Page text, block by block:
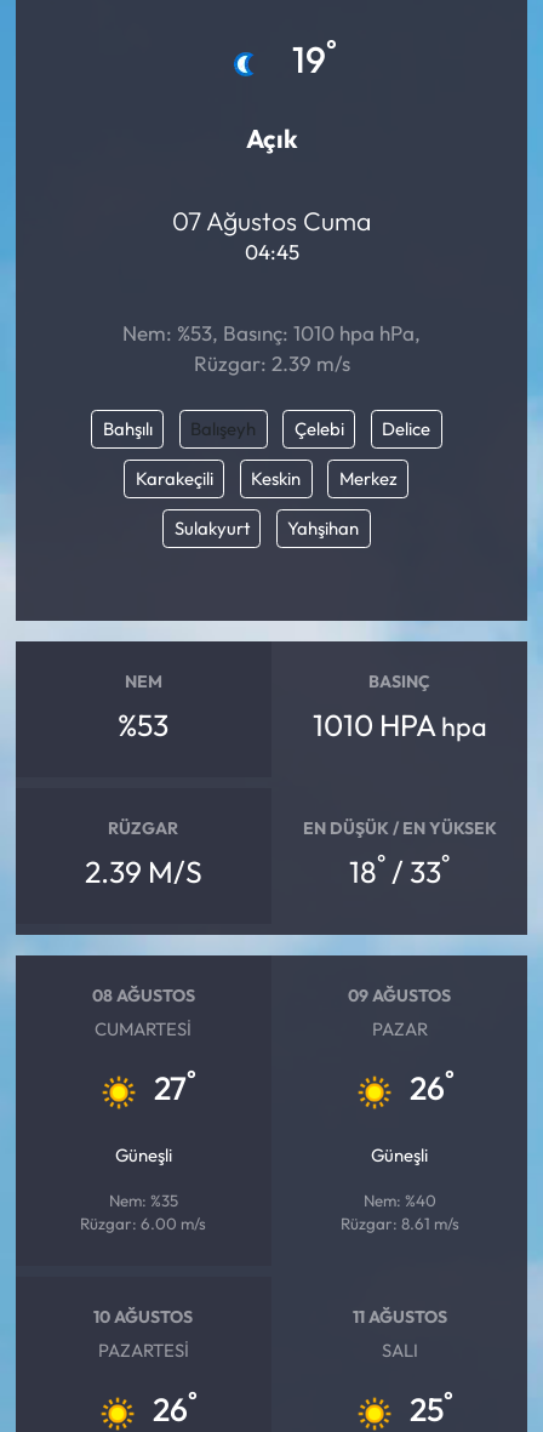
19°
Açık
07 Ağustos Cuma
04:45
Nem: %53, Basınç: 1010 hpa hPa,
Rüzgar: 2.39 m/s
Bahşılı Balışeyh Çelebi Delice
Karakeçili Keskin Merkez
Sulakyurt Yahşihan
NEM
%53
BASINÇ
1010 HPA hpa
RÜZGAR
2.39 M/S
EN DÜŞÜK / EN YÜKSEK
18° / 33°
08 AĞUSTOS
CUMARTESI
27°
Güneşli
Nem: %35
Rüzgar: 6.00 m/s
09 AĞUSTOS
PAZAR
26°
Güneşli
Nem: %40
Rüzgar: 8.61 m/s
10 AĞUSTOS
PAZARTESI
26°
11 AĞUSTOS
SALI
25°
İskilip Haberleri
Kültür Sanat
Laçin Haberleri
Ortaköy Haberleri
Sağlık
Siyaset
Sungurlu Haberleri
Uğurludağ Haberleri
Yaşam